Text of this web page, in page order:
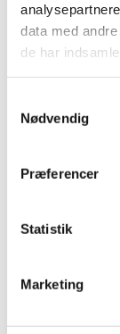
data med
de har
Nødvendig
Præferencer
Statistik
Marketing